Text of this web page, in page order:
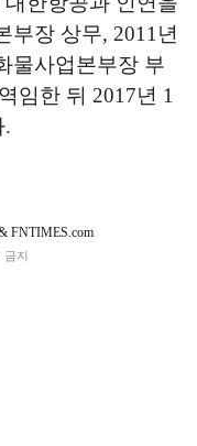
부장 상무, 2011년
물사업본부장 부
임한 뒤 2017년 1
.
FNTIMES.com
금지